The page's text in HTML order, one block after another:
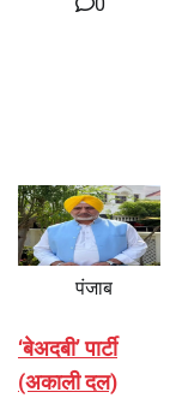
पंजाब
‘बेअदबी’ पार्टी
(अकाली दल)